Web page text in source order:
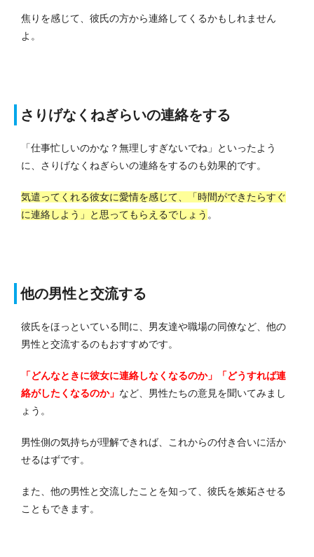
焦りを感じて、彼氏の方から連絡してくるかもしれません
よ。
さりげなくねぎらいの連絡をする
「仕事忙しいのかな？無理しすぎないでね」といったよう
に、さりげなくねぎらいの連絡をするのも効果的です。
気遣ってくれる彼女に愛情を感じて、「時間ができたらすぐ
に連絡しよう」と思ってもらえるでしょう 。
他の男性と交流する
彼氏をほっといている間に、男友達や職場の同僚など、他の
男性と交流するのもおすすめです。
「どんなときに彼女に連絡しなくなるのか」「どうすれば連
絡がしたくなるのか」 など、男性たちの意見を聞いてみまし
ょう。
男性側の気持ちが理解できれば、これからの付き合いに活か
せるはずです。
また、他の男性と交流したことを知って、彼氏を嫉妬させる
こともできます。